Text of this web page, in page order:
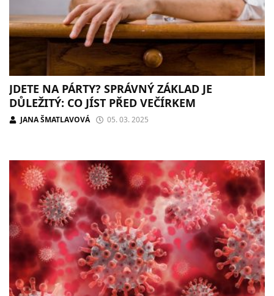
JDETE NA PÁRTY? SPRÁVNÝ ZÁKLAD JE
DŮLEŽITÝ: CO JÍST PŘED VEČÍRKEM
JANA ŠMATLAVOVÁ 05. 03. 2025